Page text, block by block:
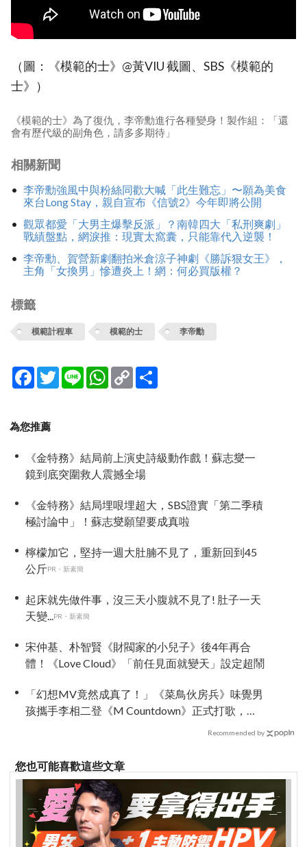
（圖：《模範的士》@黃VIU 截圖、SBS《模範的
士》）
《模範的士》為了復仇，李帝勳進行各種變身！製作組：「還
會有歷代級的副角色，請多多期待」
相關新聞
李帝勳強風中與粉絲同歡大喊「此生難忘」〜願為美食
來台Long Stay，親自宣布《信號2》今年即將公開
觀眾都愛「大男主爆擊反派」？南韓四大「私刑爽劇」
戰績盤點，網淚推：現實太窩囊，只能靠代入逆襲！
李帝勳、賀營新劇翻拍米倉涼子神劇《勝訴狠女王》，
主角「女換男」慘遭炎上！網：何必買版權？
標籤
模範計程車 模範的士 李帝勳
Facebook
TwitterLine WhatsApp
Copy
Link
為您推薦
《金特務》結局前上演史詩級動作戲！蘇志燮一
鏡到底突圍救人震撼全場
《金特務》結局埋哏埋超大，SBS證實「第二季積
極討論中」！蘇志燮願望要成真啦
檸檬加它，堅持一週大肚腩不見了，重新回到45
公斤PR・新素簡
起床就先做件事，沒三天小腹就不見了! 肚子一天
天變...PR・新素簡
宋仲基、朴智賢《財閥家的小兒子》後4年再合
體！《Love Cloud》「前任見面就變天」設定超鬧
「幻想MV竟然成真了！」《菜鳥伙房兵》味覺男
孩攜手李相二登《M Countdown》正式打歌，劇
Recommended by
您也可能喜歡這些文章